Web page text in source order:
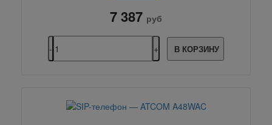
7 387 руб
В КОРЗИНУ